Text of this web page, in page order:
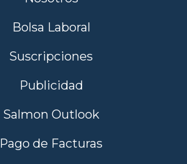
Bolsa Laboral
Suscripciones
Publicidad
Salmon Outlook
Pago de Facturas